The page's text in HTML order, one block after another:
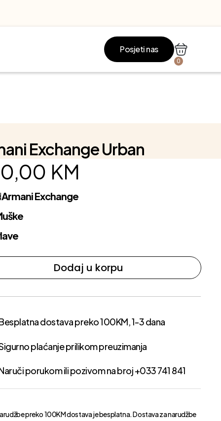
Posjeti nas
0
Exchange Urban
KM
Armani Exchange
Dodaj u korpu
dostava preko 100KM, 1-3 dana
plaćanje prilikom preuzimanja
porukom ili pozivom na broj +033 741 841
preko 100KM dostava je besplatna. Dostava za narudžbe